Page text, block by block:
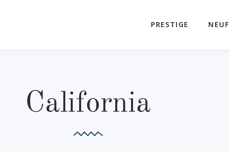
PRESTIGE NEUF
California